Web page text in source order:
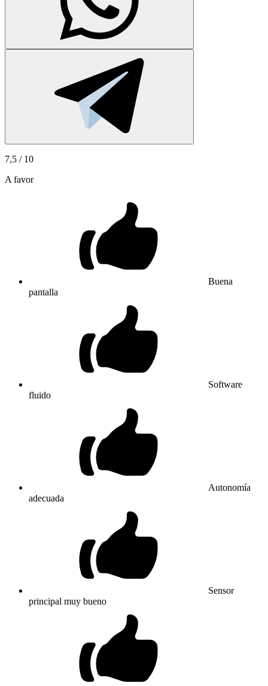
7,5 / 10
A favor
Buena
pantalla
Software
fluido
Autonomía
adecuada
Sensor
principal muy bueno